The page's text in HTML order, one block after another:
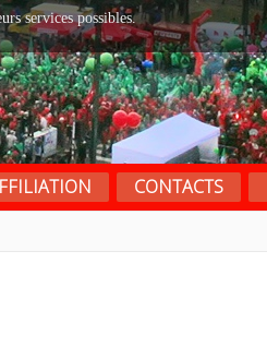
CONTACTS
services possibles.